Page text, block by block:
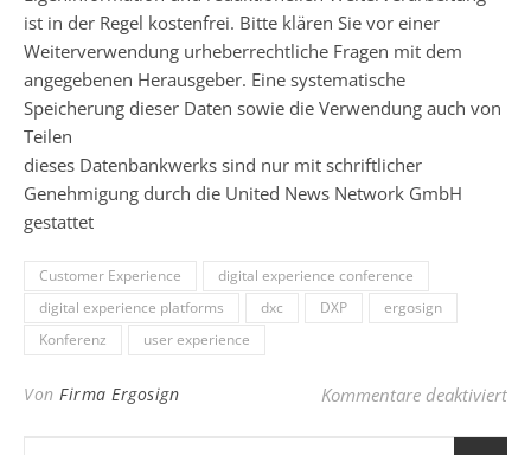
ist in der Regel kostenfrei. Bitte klären Sie vor einer
Weiterverwendung urheberrechtliche Fragen mit dem
angegebenen Herausgeber. Eine systematische
Speicherung dieser Daten sowie die Verwendung auch von
Teilen
dieses Datenbankwerks sind nur mit schriftlicher
Genehmigung durch die United News Network GmbH
gestattet
Customer Experience
digital experience conference
digital experience platforms
dxc DXP
ergosign
Konferenz
user experience
Von Firma Ergosign Kommentare deaktiviertfür